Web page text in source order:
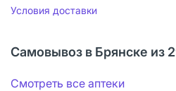
Условия доставки
Самовывоз в Брянске из
Смотреть все аптеки